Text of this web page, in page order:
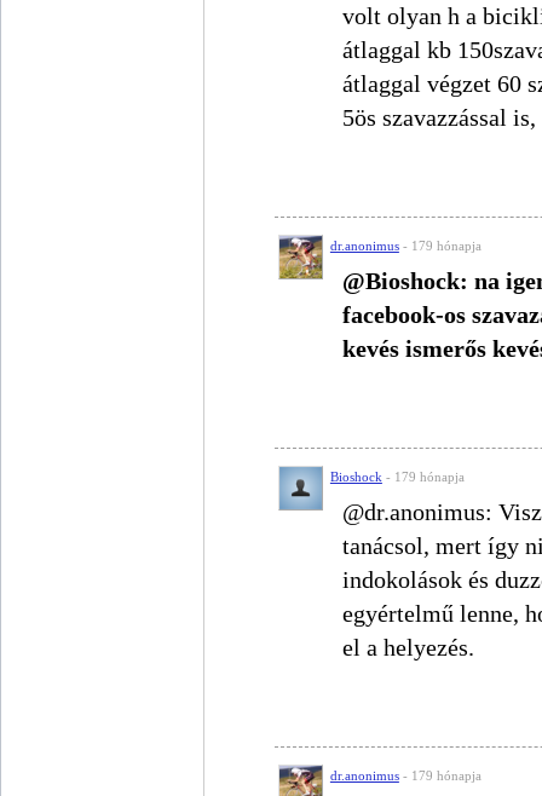
volt olyan h a
átlaggal kb
átlaggal végzet 60
5ös szavazzással
dr.anonimus - 179 hónapja
@Bioshock: na
facebook-os
kevés ismerős
Bioshock - 179 hónapja
@dr.anonimus:
tanácsol, mert így
indokolások és
egyértelmű lenne,
el a helyezés.
dr.anonimus - 179 hónapja